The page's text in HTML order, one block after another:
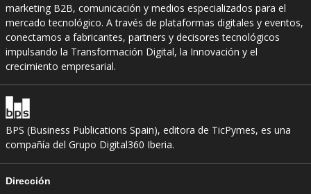
marketing B2B, comunicación y medios especializados para el
mercado tecnológico. A través de plataformas digitales y eventos,
conectamos a fabricantes, partners y decisores tecnológicos
impulsando la Transformación Digital, la Innovación y el
crecimiento empresarial.
BPS (Business Publications Spain), editora de TicPymes, es una
compañía del Grupo Digital360 Iberia.
Dirección